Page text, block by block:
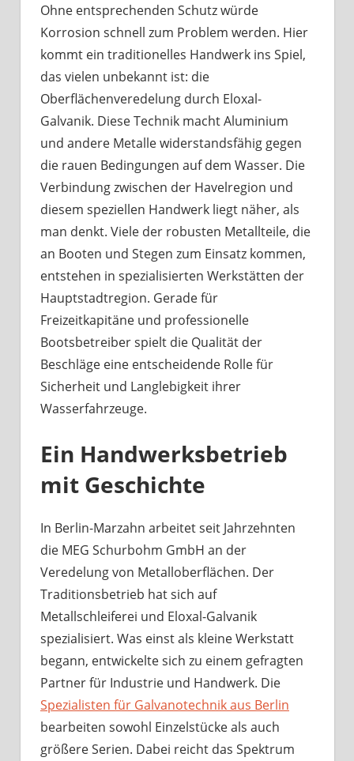
Ohne entsprechenden Schutz würde
Korrosion schnell zum Problem werden. Hier
kommt ein traditionelles Handwerk ins Spiel,
das vielen unbekannt ist: die
Oberflächenveredelung durch Eloxal-
Galvanik. Diese Technik macht Aluminium
und andere Metalle widerstandsfähig gegen
die rauen Bedingungen auf dem Wasser. Die
Verbindung zwischen der Havelregion und
diesem speziellen Handwerk liegt näher, als
man denkt. Viele der robusten Metallteile, die
an Booten und Stegen zum Einsatz kommen,
entstehen in spezialisierten Werkstätten der
Hauptstadtregion. Gerade für
Freizeitkapitäne und professionelle
Bootsbetreiber spielt die Qualität der
Beschläge eine entscheidende Rolle für
Sicherheit und Langlebigkeit ihrer
Wasserfahrzeuge.
Ein Handwerksbetrieb
mit Geschichte
In Berlin-Marzahn arbeitet seit Jahrzehnten
die MEG Schurbohm GmbH an der
Veredelung von Metalloberflächen. Der
Traditionsbetrieb hat sich auf
Metallschleiferei und Eloxal-Galvanik
spezialisiert. Was einst als kleine Werkstatt
begann, entwickelte sich zu einem gefragten
Partner für Industrie und Handwerk. Die
Spezialisten für Galvanotechnik aus Berlin
bearbeiten sowohl Einzelstücke als auch
größere Serien. Dabei reicht das Spektrum